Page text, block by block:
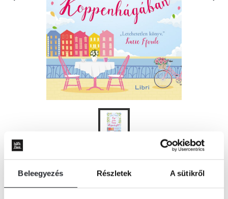
Beleegyezés Részletek A sütikről